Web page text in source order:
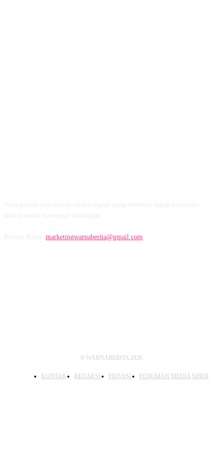
marketingwarnaberita@gmail.com
© WARNABERITA 2026
KONTAK REDAKSI PRIVASI PEDOMAN MEDIA SIBER